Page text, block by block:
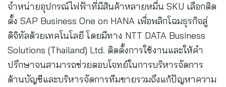
จำหน่ายอุปกรณ์ไฟฟ้าที่มีสินค้าหลายหมื่น SKU เลือกติด
ตั้ง SAP Business One on HANA เพื่อพลิกโฉมธุรกิจสู่
ดิจิทัลด้วยเทคโนโลยี โดยมีทาง NTT DATA Business
Solutions (Thailand) Ltd. ติดตั้งการใช้งานและให้คำ
ปรึกษาจนสามารถช่วยตอบโจทย์ในการบริหารจัดการ
ด้านบัญชีและบริหารจัดการทีมขายรวมถึงแก้ปัญหาความ